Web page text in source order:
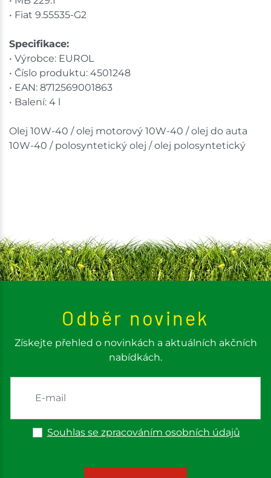
• Fiat 9.55535-G2
Specifikace:
• Výrobce: EUROL
• Číslo produktu: 4501248
• EAN: 8712569001863
• Balení: 4 l
Olej 10W-40 / olej motorový 10W-40 / olej do auta
10W-40 / polosyntetický olej / olej polosyntetický
Odběr novinek
Získejte přehled o novinkách a aktuálních akčních
nabídkách.
Souhlas se zpracováním osobních údajů